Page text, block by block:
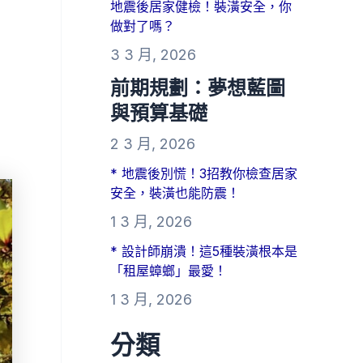
地震後居家健檢！裝潢安全，你
做對了嗎？
3 3 月, 2026
前期規劃：夢想藍圖
與預算基礎
2 3 月, 2026
* 地震後別慌！3招教你檢查居家
安全，裝潢也能防震！
1 3 月, 2026
* 設計師崩潰！這5種裝潢根本是
「租屋蟑螂」最愛！
1 3 月, 2026
分類